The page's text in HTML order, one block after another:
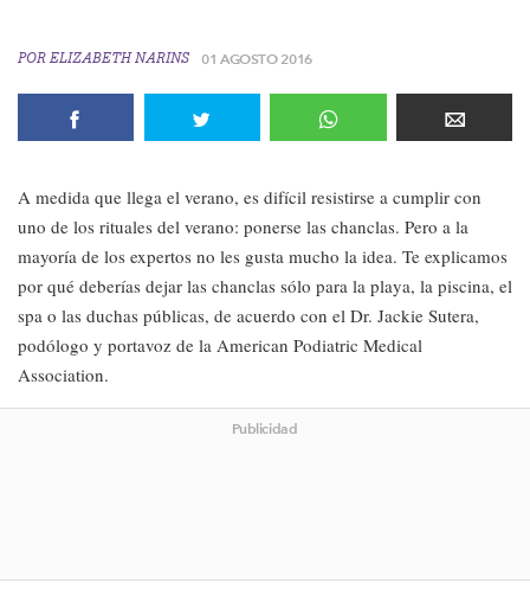
POR ELIZABETH NARINS 01 AGOSTO 2016
A medida que llega el verano, es difícil resistirse a cumplir con
uno de los rituales del verano: ponerse las chanclas. Pero a la
mayoría de los expertos no les gusta mucho la idea. Te explicamos
por qué deberías dejar las chanclas sólo para la playa, la piscina, el
spa o las duchas públicas, de acuerdo con el Dr. Jackie Sutera,
podólogo y portavoz de la American Podiatric Medical
Association.
Publicidad